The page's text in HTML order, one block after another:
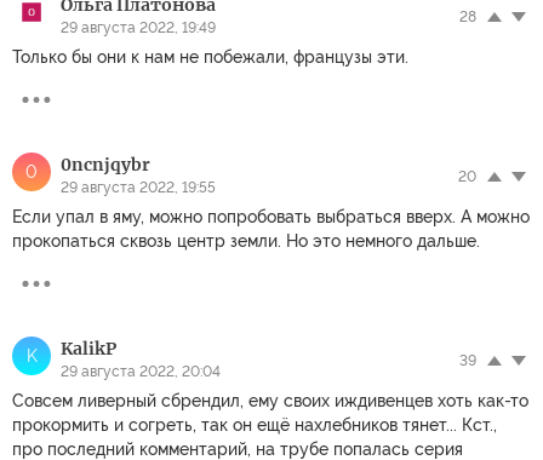
Ольга Платонова
29 августа 2022, 19:49
28
Только бы они к нам не побежали, французы эти.
0 0ncnjqybr
29 августа 2022, 19:55
20
Если упал в яму, можно попробовать выбраться вверх. А можно
прокопаться сквозь центр земли. Но это немного дальше.
K KalikP
29 августа 2022, 20:04
39
Совсем ливерный сбрендил, ему своих иждивенцев хоть как-то
прокормить и согреть, так он ещё нахлебников тянет... Кст.,
про последний комментарий, на трубе попалась серия